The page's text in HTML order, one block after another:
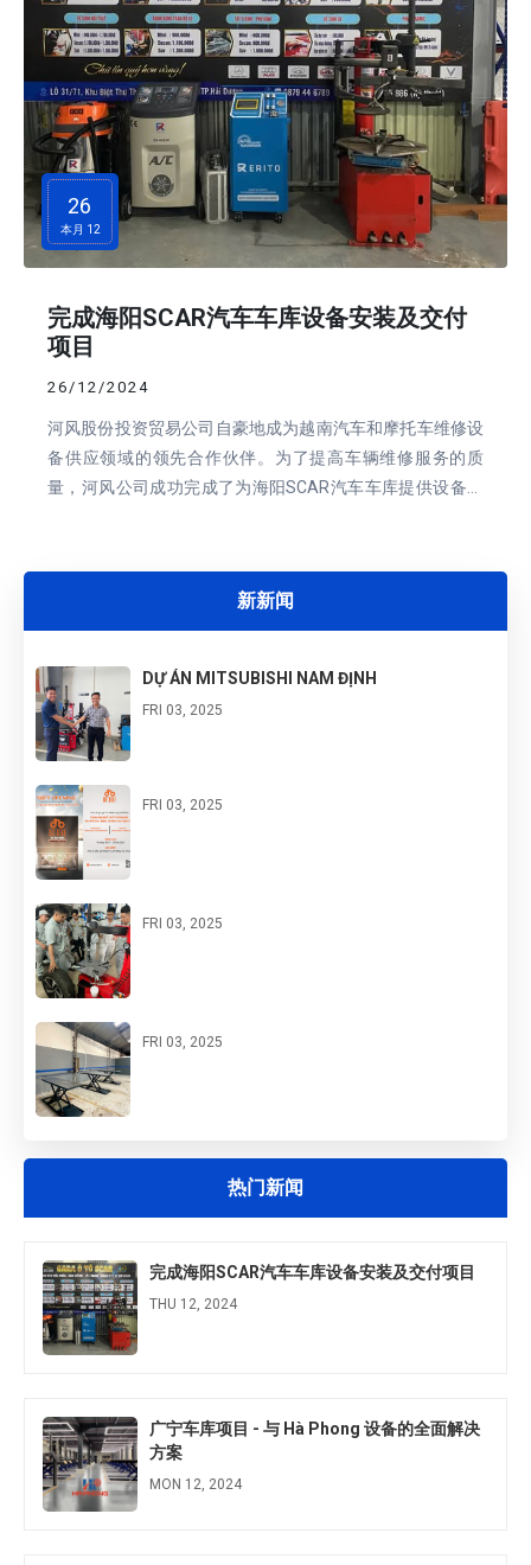
26
本月 12
完成海阳SCAR汽车车库设备安装及交付
项目
26/12/2024
河风股份投资贸易公司自豪地成为越南汽车和摩托车维修设
备供应领域的领先合作伙伴。为了提高车辆维修服务的质
量，河风公司成功完成了为海阳SCAR汽车车库提供设备的
新新闻
DỰ ÁN MITSUBISHI NAM ĐỊNH
FRI 03, 2025
FRI 03, 2025
FRI 03, 2025
FRI 03, 2025
FRI 03, 2025
热门新闻
完成海阳SCAR汽车车库设备安装及交付项目
THU 12, 2024
广宁车库项目 - 与 Hà Phong 设备的全面解决
方案
MON 12, 2024
ĐẶT
LỊCH